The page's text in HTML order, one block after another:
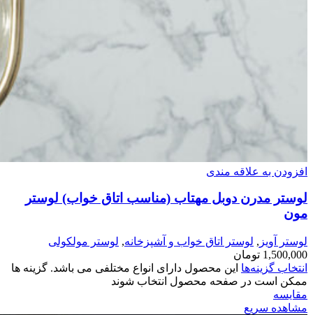
افزودن به علاقه مندی
لوستر مدرن دوبل مهتاب (مناسب اتاق خواب) لوستر
مون
لوستر آویز , لوستر اتاق خواب و آشپزخانه, لوستر مولکولی
1,500,000 تومان
انتخاب گزینه‌ها این محصول دارای انواع مختلفی می باشد. گزینه ها
ممکن است در صفحه محصول انتخاب شوند
مقایسه
مشاهده سریع